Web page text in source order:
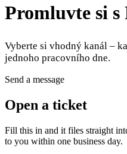
Merchant Hub Manage
PayFair & easy payments
custom capabilities
Flows
Hardware
Promluvte si s
Vyberte si vhodný kanál –
jednoho pracovního dne.
Send a message
Open a ticket
Fill this in and it files straight
to you within one business day.